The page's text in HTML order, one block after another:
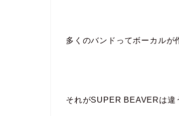
多くのバンドってボーカルが
それがSUPER BEAVERは違